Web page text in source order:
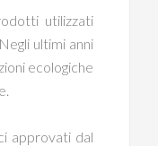
utilizzati
ultimi anni
ecologiche
approvati dal